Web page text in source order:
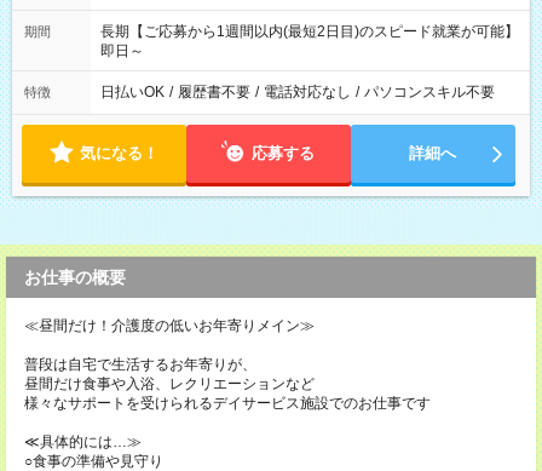
期間
長期【ご応募から1週間以内(最短2日目)のスピード就業が可能】
即日～
特徴 日払いOK / 履歴書不要 / 電話対応なし / パソコンスキル不要
気になる！ 応募する 詳細へ
お仕事の概要
≪昼間だけ！介護度の低いお年寄りメイン≫
普段は自宅で生活するお年寄りが、
昼間だけ食事や入浴、レクリエーションなど
様々なサポートを受けられるデイサービス施設でのお仕事です
≪具体的には…≫
○食事の準備や見守り